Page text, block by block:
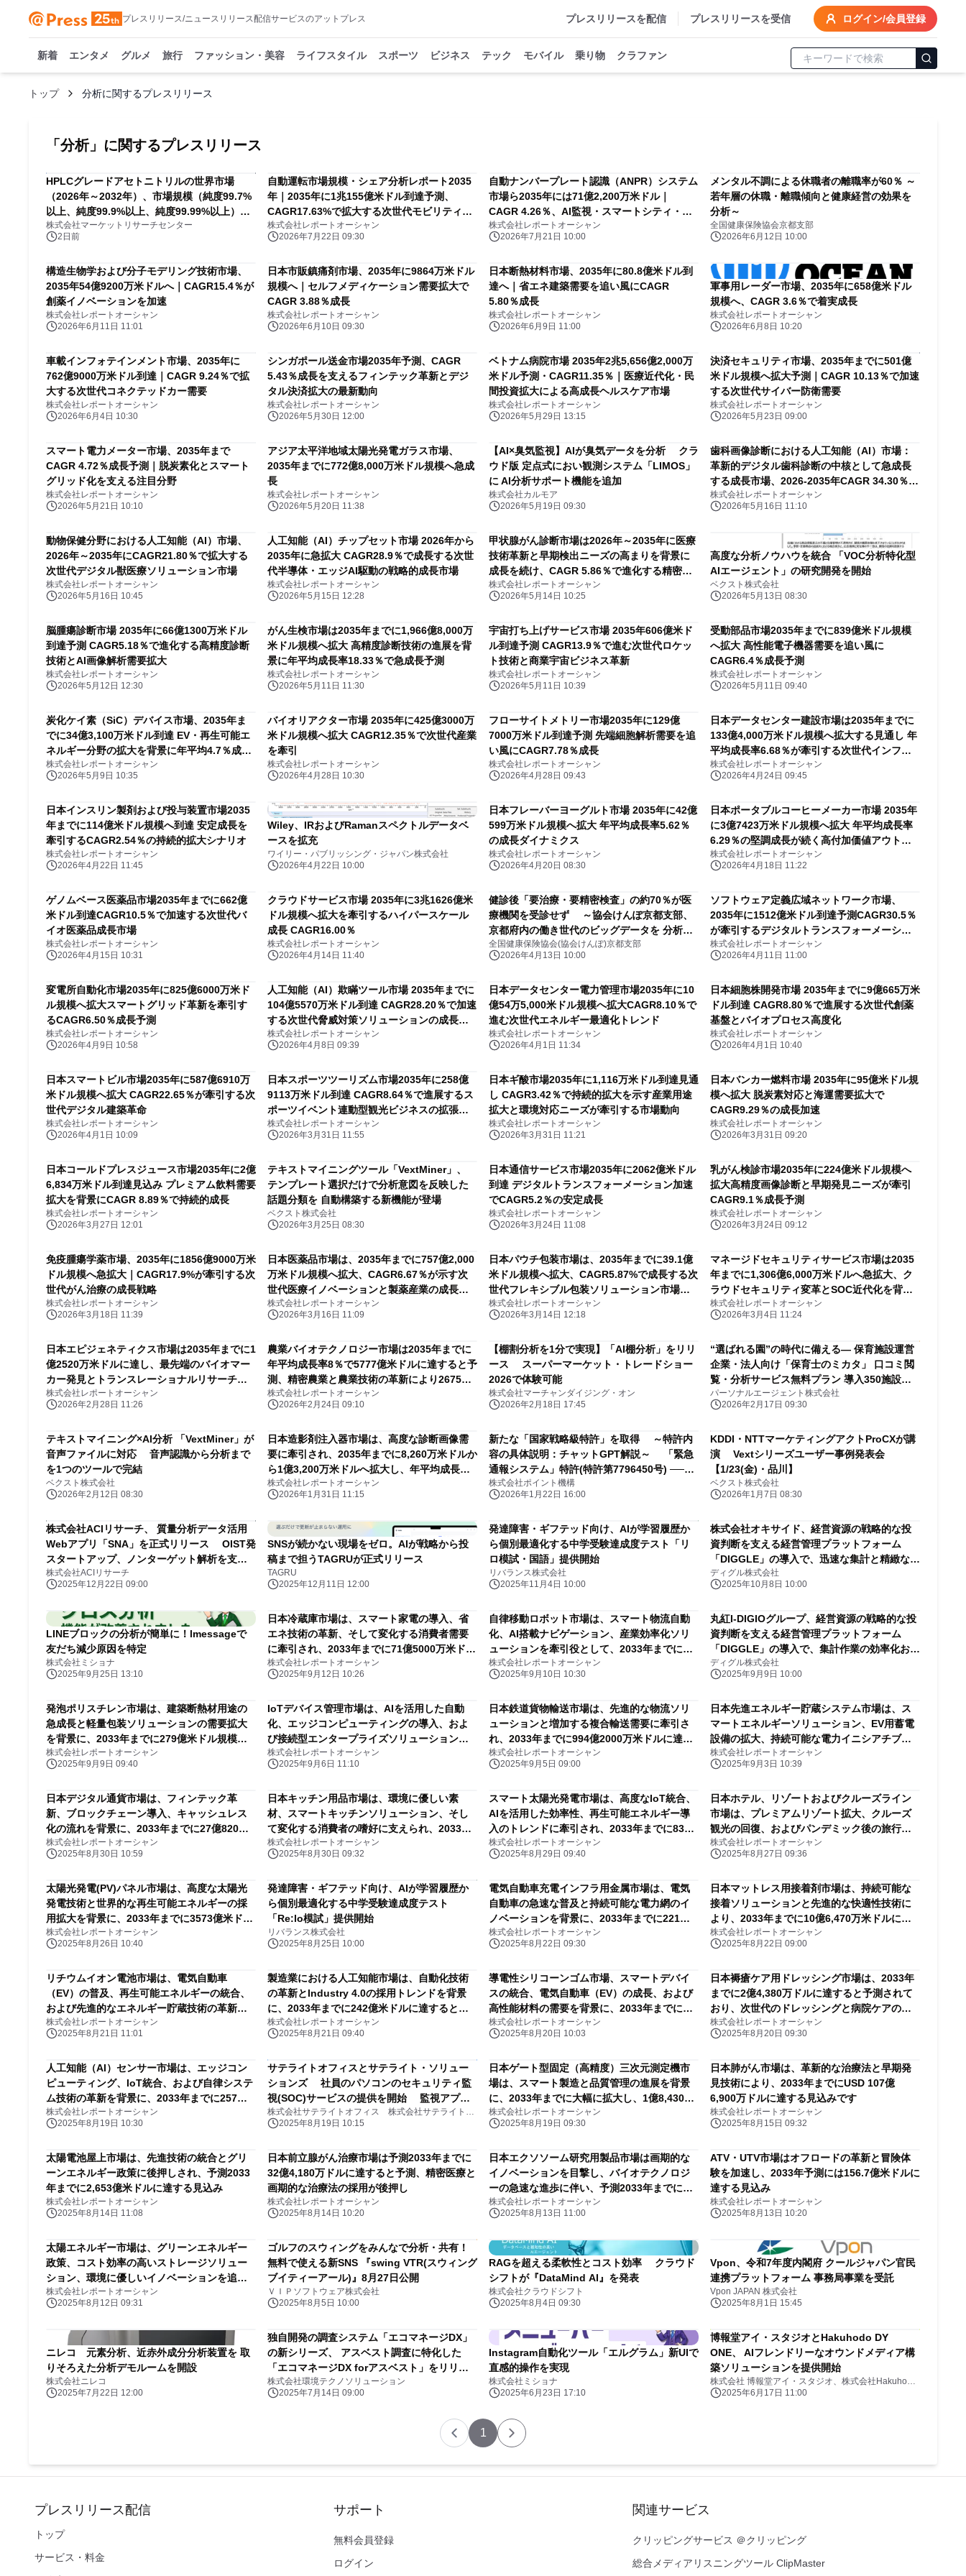
プレスリリース/ニュースリリース配信サービスのアットプレス プレスリリースを配信 プレスリリースを受信 ログイン/会員登録
新着 エンタメ グルメ 旅行 ファッション・美容 ライフスタイル スポーツ ビジネス テック モバイル 乗り物 クラファン
トップ 分析に関するプレスリリース
「 分析」に関するプレスリリース
HPLCグレードアセトニトリルの世界市場
（2026年～2032年）、市場規模（純度99.7%
以上、純度99.9%以上、純度99.99%以上）・
分析レポートを発表
株式会社マーケットリサーチセンター
2日前
自動運転市場規模・シェア分析レポート2035
年｜2035年に1兆155億米ドル到達予測、
CAGR17.63%で拡大する次世代モビリティ・
AI・コネクテッドカー市場の成長戦略
株式会社レポートオーシャン
2026年7月22日 09:30
自動ナンバープレート認識（ANPR）システム
市場ら2035年には71億2,200万米ドル｜
CAGR 4.26％、AI監視・スマートシティ・交
通管理の高度化が成長を加速
株式会社レポートオーシャン
2026年7月21日 10:00
メンタル不調による休職者の離職率が60％ ～
若年層の休職・離職傾向と健康経営の効果を
分析～
全国健康保険協会京都支部
2026年6月12日 10:00
構造生物学および分子モデリング技術市場、
2035年54億9200万米ドルへ｜CAGR15.4％が
創薬イノベーションを加速
株式会社レポートオーシャン
2026年6月11日 11:01
日本市販鎮痛剤市場、2035年に9864万米ドル
規模へ｜セルフメディケーション需要拡大で
CAGR 3.88％成長
株式会社レポートオーシャン
2026年6月10日 09:30
日本断熱材料市場、2035年に80.8億米ドル到
達へ｜省エネ建築需要を追い風にCAGR
5.80％成長
株式会社レポートオーシャン
2026年6月9日 11:00
軍事用レーダー市場、2035年に658億米ドル
規模へ、CAGR 3.6％で着実成長
株式会社レポートオーシャン
2026年6月8日 10:20
車載インフォテインメント市場、2035年に
762億9000万米ドル到達｜CAGR 9.24％で拡
大する次世代コネクテッドカー需要
株式会社レポートオーシャン
2026年6月4日 10:30
シンガポール送金市場2035年予測、CAGR
5.43％成長を支えるフィンテック革新とデジ
タル決済拡大の最新動向
株式会社レポートオーシャン
2026年5月30日 12:00
ベトナム病院市場 2035年2兆5,656億2,000万
米ドル予測・CAGR11.35％｜医療近代化・民
間投資拡大による高成長ヘルスケア市場
株式会社レポートオーシャン
2026年5月29日 13:15
決済セキュリティ市場、2035年までに501億
米ドル規模へ拡大予測｜CAGR 10.13％で加速
する次世代サイバー防衛需要
株式会社レポートオーシャン
2026年5月23日 09:00
スマート電力メーター市場、2035年まで
CAGR 4.72％成長予測｜脱炭素化とスマート
グリッド化を支える注目分野
株式会社レポートオーシャン
2026年5月21日 10:10
アジア太平洋地域太陽光発電ガラス市場、
2035年までに772億8,000万米ドル規模へ急成
長
株式会社レポートオーシャン
2026年5月20日 11:38
【AI×臭気監視】AIが臭気データを分析 クラ
ウド版 定点式におい観測システム「LIMOS」
に AI分析サポート機能を追加
株式会社カルモア
2026年5月19日 09:30
歯科画像診断における人工知能（AI）市場：
革新的デジタル歯科診断の中核として急成長
する成長市場、2026-2035年CAGR 34.30％で
拡大する医療DX最前線
株式会社レポートオーシャン
2026年5月16日 11:10
動物保健分野における人工知能（AI）市場、
2026年～2035年にCAGR21.80％で拡大する
次世代デジタル獣医療ソリューション市場
株式会社レポートオーシャン
2026年5月16日 10:45
人工知能（AI）チップセット市場 2026年から
2035年に急拡大 CAGR28.9％で成長する次世
代半導体・エッジAI駆動の戦略的成長市場
株式会社レポートオーシャン
2026年5月15日 12:28
甲状腺がん診断市場は2026年～2035年に医療
技術革新と早期検出ニーズの高まりを背景に
成長を続け、CAGR 5.86％で進化する精密医
療・診断精度向上市場
株式会社レポートオーシャン
2026年5月14日 10:25
高度な分析ノウハウを統合 「VOC分析特化型
AIエージェント」の研究開発を開始
ベクスト株式会社
2026年5月13日 08:30
脳腫瘍診断市場 2035年に66億1300万米ドル
到達予測 CAGR5.18％で進化する高精度診断
技術とAI画像解析需要拡大
株式会社レポートオーシャン
2026年5月12日 12:30
がん生検市場は2035年までに1,966億8,000万
米ドル規模へ拡大 高精度診断技術の進展を背
景に年平均成長率18.33％で急成長予測
株式会社レポートオーシャン
2026年5月11日 11:30
宇宙打ち上げサービス市場 2035年606億米ド
ル到達予測 CAGR13.9％で進む次世代ロケッ
ト技術と商業宇宙ビジネス革新
株式会社レポートオーシャン
2026年5月11日 10:39
受動部品市場2035年までに839億米ドル規模
へ拡大 高性能電子機器需要を追い風に
CAGR6.4％成長予測
株式会社レポートオーシャン
2026年5月11日 09:40
炭化ケイ素（SiC）デバイス市場、2035年ま
でに34億3,100万米ドル到達 EV・再生可能エ
ネルギー分野の拡大を背景に年平均4.7％成長
予測
株式会社レポートオーシャン
2026年5月9日 10:35
バイオリアクター市場 2035年に425億3000万
米ドル規模へ拡大 CAGR12.35％で次世代産業
を牽引
株式会社レポートオーシャン
2026年4月28日 10:30
フローサイトメトリー市場2035年に129億
7000万米ドル到達予測 先端細胞解析需要を追
い風にCAGR7.78％成長
株式会社レポートオーシャン
2026年4月28日 09:43
日本データセンター建設市場は2035年までに
133億4,000万米ドル規模へ拡大する見通し 年
平均成長率6.68％が牽引する次世代インフラ
投資の中核領域
株式会社レポートオーシャン
2026年4月24日 09:45
日本インスリン製剤および投与装置市場2035
年までに114億米ドル規模へ到達 安定成長を
牽引するCAGR2.54％の持続的拡大シナリオ
株式会社レポートオーシャン
2026年4月22日 11:45
Wiley、IRおよびRamanスペクトルデータベ
ースを拡充
ワイリー・パブリッシング・ジャパン株式会社
2026年4月22日 10:00
日本フレーバーヨーグルト市場 2035年に42億
599万米ドル規模へ拡大 年平均成長率5.62％
の成長ダイナミクス
株式会社レポートオーシャン
2026年4月20日 08:30
日本ポータブルコーヒーメーカー市場 2035年
に3億7423万米ドル規模へ拡大 年平均成長率
6.29％の堅調成長が続く高付加価値アウトド
ア家電分野
株式会社レポートオーシャン
2026年4月18日 11:22
ゲノムベース医薬品市場2035年までに662億
米ドル到達CAGR10.5％で加速する次世代バ
イオ医薬品成長市場
株式会社レポートオーシャン
2026年4月15日 10:31
クラウドサービス市場 2035年に3兆1626億米
ドル規模へ拡大を牽引するハイパースケール
成長 CAGR16.00％
株式会社レポートオーシャン
2026年4月14日 11:40
健診後「要治療・要精密検査」の約70％が医
療機関を受診せず ～協会けんぽ京都支部、
京都府内の働き世代のビッグデータを 分析し
た『京都働き世代の健康データブック』を公
開～
全国健康保険協会(協会けんぽ)京都支部
2026年4月13日 10:00
ソフトウェア定義広域ネットワーク市場、
2035年に1512億米ドル到達予測CAGR30.5％
が牽引するデジタルトランスフォーメーショ
ンの中核分野
株式会社レポートオーシャン
2026年4月11日 11:00
変電所自動化市場2035年に825億6000万米ド
ル規模へ拡大スマートグリッド革新を牽引す
るCAGR6.50％成長予測
株式会社レポートオーシャン
2026年4月9日 10:58
人工知能（AI）欺瞞ツール市場 2035年までに
104億5570万米ドル到達 CAGR28.20％で加速
する次世代脅威対策ソリューションの成長軌
道
株式会社レポートオーシャン
2026年4月8日 09:39
日本データセンター電力管理市場2035年に10
億54万5,000米ドル規模へ拡大CAGR8.10％で
進む次世代エネルギー最適化トレンド
株式会社レポートオーシャン
2026年4月1日 11:34
日本細胞株開発市場 2035年までに9億665万米
ドル到達 CAGR8.80％で進展する次世代創薬
基盤とバイオプロセス高度化
株式会社レポートオーシャン
2026年4月1日 10:40
日本スマートビル市場2035年に587億6910万
米ドル規模へ拡大 CAGR22.65％が牽引する次
世代デジタル建築革命
株式会社レポートオーシャン
2026年4月1日 10:09
日本スポーツツーリズム市場2035年に258億
9113万米ドル到達 CAGR8.64％で進展するス
ポーツイベント連動型観光ビジネスの拡張機
会
株式会社レポートオーシャン
2026年3月31日 11:55
日本ギ酸市場2035年に1,116万米ドル到達見通
し CAGR3.42％で持続的拡大を示す産業用途
拡大と環境対応ニーズが牽引する市場動向
株式会社レポートオーシャン
2026年3月31日 11:21
日本バンカー燃料市場 2035年に95億米ドル規
模へ拡大 脱炭素対応と海運需要拡大で
CAGR9.29％の成長加速
株式会社レポートオーシャン
2026年3月31日 09:20
日本コールドプレスジュース市場2035年に2億
6,834万米ドル到達見込み プレミアム飲料需要
拡大を背景にCAGR 8.89％で持続的成長
株式会社レポートオーシャン
2026年3月27日 12:01
テキストマイニングツール「VextMiner」、
テンプレート選択だけで分析意図を反映した
話題分類を 自動構築する新機能が登場
ベクスト株式会社
2026年3月25日 08:30
日本通信サービス市場2035年に2062億米ドル
到達 デジタルトランスフォーメーション加速
でCAGR5.2％の安定成長
株式会社レポートオーシャン
2026年3月24日 11:08
乳がん検診市場2035年に224億米ドル規模へ
拡大高精度画像診断と早期発見ニーズが牽引
CAGR9.1％成長予測
株式会社レポートオーシャン
2026年3月24日 09:12
免疫腫瘍学薬市場、2035年に1856億9000万米
ドル規模へ急拡大｜CAGR17.9%が牽引する次
世代がん治療の成長戦略
株式会社レポートオーシャン
2026年3月18日 11:39
日本医薬品市場は、2035年までに757億2,000
万米ドル規模へ拡大、CAGR6.67％が示す次
世代医療イノベーションと製薬産業の成長ポ
テンシャル
株式会社レポートオーシャン
2026年3月16日 11:09
日本パウチ包装市場は、2035年までに39.1億
米ドル規模へ拡大、CAGR5.87%で成長する次
世代フレキシブル包装ソリューション市場の
展望
株式会社レポートオーシャン
2026年3月14日 12:18
マネージドセキュリティサービス市場は2035
年までに1,306億6,000万米ドルへ急拡大、ク
ラウドセキュリティ変革とSOC近代化を背景
に年平均成長率12.34％で拡大
株式会社レポートオーシャン
2026年3月4日 11:24
日本エピジェネティクス市場は2035年までに1
億2520万米ドルに達し、最先端のバイオマー
カー発見とトランスレーショナルリサーチの
勢いに後押しされ、驚異的な12.8％の年平均
成長率（CAGR）で拡大する見込みである
株式会社レポートオーシャン
2026年2月28日 11:26
農業バイオテクノロジー市場は2035年までに
年平均成長率8％で5777億米ドルに達すると予
測、精密農業と農業技術の革新により2675億
米ドルから加速
株式会社レポートオーシャン
2026年2月24日 09:10
【棚割分析を1分で実現】「AI棚分析」をリリ
ース スーパーマーケット・トレードショー
2026で体験可能
株式会社マーチャンダイジング・オン
2026年2月18日 17:45
“選ばれる園”の時代に備える― 保育施設運営
企業・法人向け「保育士のミカタ」 口コミ閲
覧・分析サービス無料プラン 導入350施設突
破(提供開始1.5ヵ月)
パーソナルエージェント株式会社
2026年2月17日 09:30
テキストマイニング×AI分析 「VextMiner」が
音声ファイルに対応 音声認識から分析まで
を1つのツールで完結
ベクスト株式会社
2026年2月12日 08:30
日本造影剤注入器市場は、高度な診断画像需
要に牽引され、2035年までに8,260万米ドルか
ら1億3,200万米ドルへ拡大し、年平均成長率
（CAGR）4.8％を記録すると予測される
株式会社レポートオーシャン
2026年1月31日 11:15
新たな「国家戦略級特許」を取得 ～特許内
容の具体説明：チャットGPT解説～ 「緊急
通報システム」特許(特許第7796450号) ──ラ
イセンス提供を開始
株式会社ポイント機構
2026年1月22日 16:00
KDDI・NTTマーケティングアクトProCXが講
演 Vextシリーズユーザー事例発表会
【1/23(金)・品川】
ベクスト株式会社
2026年1月7日 08:30
株式会社ACIリサーチ、 質量分析データ活用
Webアプリ「SNA」を正式リリース OIST発
スタートアップ、ノンターゲット解析を支援
する 革新的Webアプリを12/22より一般提供
開始
株式会社ACIリサーチ
2025年12月22日 09:00
SNSが続かない現場をゼロ。AIが戦略から投
稿まで担うTAGRUが正式リリース
TAGRU
2025年12月11日 12:00
発達障害・ギフテッド向け、AIが学習履歴か
ら個別最適化する中学受験達成度テスト「リ
ロ模試・国語」提供開始
リバランス株式会社
2025年11月4日 10:00
株式会社オキサイド、経営資源の戦略的な投
資判断を支える経営管理プラットフォーム
「DIGGLE」の導入で、迅速な集計と精緻なシ
ミュレーションを実現する予実管理体制の確
立を目指す
ディグル株式会社
2025年10月8日 10:00
LINEブロックの分析が簡単に！lmessageで
友だち減少原因を特定
株式会社ミショナ
2025年9月25日 13:10
日本冷蔵庫市場は、スマート家電の導入、省
エネ技術の革新、そして変化する消費者需要
に牽引され、2033年までに71億5000万米ドル
規模に急成長すると予測されている
株式会社レポートオーシャン
2025年9月12日 10:26
自律移動ロボット市場は、スマート物流自動
化、AI搭載ナビゲーション、産業効率化ソリ
ューションを牽引役として、2033年までに
156億1500万米ドル規模に急成長すると予測
される。堅調な年平均成長率（CAGR）
株式会社レポートオーシャン
2025年9月10日 10:30
丸紅I-DIGIOグループ、経営資源の戦略的な投
資判断を支える経営管理プラットフォーム
「DIGGLE」の導入で、集計作業の効率化およ
びより高度な分析を行える体制を目指す
ディグル株式会社
2025年9月9日 10:00
発泡ポリスチレン市場は、建築断熱材用途の
急成長と軽量包装ソリューションの需要拡大
を背景に、2033年までに279億米ドル規模に
達すると予測されている
株式会社レポートオーシャン
2025年9月9日 09:40
IoTデバイス管理市場は、AIを活用した自動
化、エッジコンピューティングの導入、およ
び接続型エンタープライズソリューションの
普及を背景に、2033年までに167億米ドルに
達すると予測されている
株式会社レポートオーシャン
2025年9月6日 11:10
日本鉄道貨物輸送市場は、先進的な物流ソリ
ューションと増加する複合輸送需要に牽引さ
れ、2033年までに994億2000万米ドルに達す
ると予測されている
株式会社レポートオーシャン
2025年9月5日 09:00
日本先進エネルギー貯蔵システム市場は、ス
マートエネルギーソリューション、EV用蓄電
設備の拡大、持続可能な電力イニシアチブを
原動力として、2033年までに119億3000万米
ドルに達すると予測されている
株式会社レポートオーシャン
2025年9月3日 10:39
日本デジタル通貨市場は、フィンテック革
新、ブロックチェーン導入、キャッシュレス
化の流れを背景に、2033年までに27億820万
米ドル規模に急成長すると予測されている
株式会社レポートオーシャン
2025年8月30日 10:59
日本キッチン用品市場は、環境に優しい素
材、スマートキッチンソリューション、そし
て変化する消費者の嗜好に支えられ、2033年
までに4億9900万米ドルに達すると予測されて
いる
株式会社レポートオーシャン
2025年8月30日 09:32
スマート太陽光発電市場は、高度なIoT統合、
AIを活用した効率性、再生可能エネルギー導
入のトレンドに牽引され、2033年までに831
億米ドルに達すると予測されている
株式会社レポートオーシャン
2025年8月29日 09:40
日本ホテル、リゾートおよびクルーズライン
市場は、プレミアムリゾート拡大、クルーズ
観光の回復、およびパンデミック後の旅行需
要の増加を背景に、2033年までに1493億8900
万ドルに達すると予測されています
株式会社レポートオーシャン
2025年8月27日 09:36
太陽光発電(PV)パネル市場は、高度な太陽光
発電技術と世界的な再生可能エネルギーの採
用拡大を背景に、2033年までに3573億米ドル
に達すると予測されています
株式会社レポートオーシャン
2025年8月26日 10:40
発達障害・ギフテッド向け、AIが学習履歴か
ら個別最適化する中学受験達成度テスト
「Re:lo模試」提供開始
リバランス株式会社
2025年8月25日 10:00
電気自動車充電インフラ用金属市場は、電気
自動車の急速な普及と持続可能な電力網のイ
ノベーションを背景に、2033年までに221億
米ドルに達すると予測されています
株式会社レポートオーシャン
2025年8月22日 09:30
日本マットレス用接着剤市場は、持続可能な
接着ソリューションと先進的な快適性技術に
より、2033年までに10億6,470万米ドルに達
すると予測されています
株式会社レポートオーシャン
2025年8月22日 09:00
リチウムイオン電池市場は、電気自動車
（EV）の普及、再生可能エネルギーの統合、
および先進的なエネルギー貯蔵技術の革新を
背景に、2033年までに2654億ドルに達すると
予測されています
株式会社レポートオーシャン
2025年8月21日 11:01
製造業における人工知能市場は、自動化技術
の革新とIndustry 4.0の採用トレンドを背景
に、2033年までに242億米ドルに達すると予
測されています。
株式会社レポートオーシャン
2025年8月21日 09:40
導電性シリコーンゴム市場、スマートデバイ
スの統合、電気自動車（EV）の成長、および
高性能材料の需要を背景に、2033年までに
123億米ドルに達すると予測されています
株式会社レポートオーシャン
2025年8月20日 10:03
日本褥瘡ケア用ドレッシング市場は、2033年
までに2億4,380万ドルに達すると予測されて
おり、次世代のドレッシングと病院ケアの進
歩を背景に、強い成長勢いを示しています
株式会社レポートオーシャン
2025年8月20日 09:30
人工知能（AI）センサー市場は、エッジコン
ピューティング、IoT統合、および自律システ
ム技術の革新を背景に、2033年までに257億
米ドルに達すると予測されています
株式会社レポートオーシャン
2025年8月19日 10:30
サテライトオフィスとサテライト・ソリュー
ションズ 社員のパソコンのセキュリティ監
視(SOC)サービスの提供を開始 監視アプリ
「Cybereason Core Suite」を利用、 24時間
365日体制で監視・分析・対応 1デバイス500
株式会社サテライトオフィス 株式会社サテライト・ソリューションズ
2025年8月19日 10:15
日本ゲート型固定（高精度）三次元測定機市
場は、スマート製造と品質管理の進展を背景
に、2033年までに大幅に拡大し、1億8,430万
ドルに達すると予測されています
株式会社レポートオーシャン
2025年8月19日 09:30
日本肺がん市場は、革新的な治療法と早期発
見技術により、2033年までにUSD 107億
6,900万ドルに達する見込みです
株式会社レポートオーシャン
2025年8月15日 09:32
太陽電池屋上市場は、先進技術の統合とグリ
ーンエネルギー政策に後押しされ、予測2033
年までに2,653億米ドルに達する見込み
株式会社レポートオーシャン
2025年8月14日 11:08
日本前立腺がん治療市場は予測2033年までに
32億4,180万ドルに達すると予測、精密医療と
画期的な治療法の採用が後押し
株式会社レポートオーシャン
2025年8月14日 10:20
日本エクソソーム研究用製品市場は画期的な
イノベーションを目撃し、バイオテクノロジ
ーの急速な進歩に伴い、予測2033年までに
6740万米ドルに達すると予測される
株式会社レポートオーシャン
2025年8月13日 11:00
ATV・UTV市場はオフロードの革新と冒険体
験を加速し、2033年予測には156.7億米ドルに
達する見込み
株式会社レポートオーシャン
2025年8月13日 10:20
太陽エネルギー市場は、グリーンエネルギー
政策、コスト効率の高いストレージソリュー
ション、環境に優しいイノベーションを追い
風に、2033年予測で9.51ギガワットを達成す
る見込み
株式会社レポートオーシャン
2025年8月12日 09:31
ゴルフのスウィングをみんなで分析・共有！
無料で使える新SNS 『swing VTR(スウィング
ブイティーアール)』8月27日公開
ＶＩＰソフトウェア株式会社
2025年8月5日 10:00
RAGを超える柔軟性とコスト効率 クラウド
シフトが『DataMind AI』を発表
株式会社クラウドシフト
2025年8月4日 09:30
Vpon、令和7年度内閣府 クールジャパン官民
連携プラットフォーム 事務局事業を受託
Vpon JAPAN 株式会社
2025年8月1日 15:45
ニレコ 元素分析、近赤外成分分析装置を 取
りそろえた分析デモルームを開設
株式会社ニレコ
2025年7月22日 12:00
独自開発の調査システム「エコマネージDX」
の新シリーズ、 アスベスト調査に特化した
「エコマネージDX forアスベスト」をリリー
ス
株式会社環境テクノソリューション
2025年7月14日 09:00
Instagram自動化ツール「エルグラム」新UIで
直感的操作を実現
株式会社ミショナ
2025年6月23日 17:10
博報堂アイ・スタジオとHakuhodo DY
ONE、 AIフレンドリーなオウンドメディア構
築ソリューションを提供開始
株式会社 博報堂アイ・スタジオ、株式会社Hakuhodo DY ONE
2025年6月17日 11:00
1
プレスリリース配信
トップ
サービス・料金
サポート
無料会員登録
ログイン
関連サービス
クリッピングサービス ＠クリッピング
総合メディアリスニングツール ClipMaster